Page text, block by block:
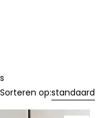
Sorteren op:standaard